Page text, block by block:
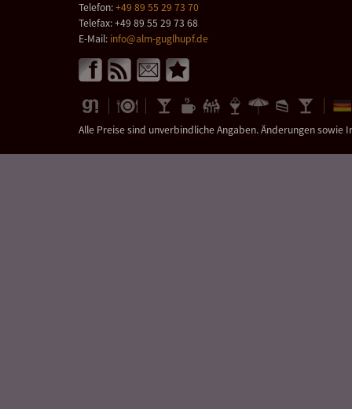
Telefon:+49 89 55 29 73 70
Telefax: +49 89 55 29 73 68
E-Mail: info@alm-guglhupf.de
Alle Preise sind unverbindliche Angaben. Änderungen sowie